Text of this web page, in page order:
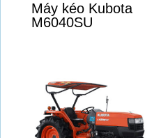
Máy kéo Kubota
M6040SU